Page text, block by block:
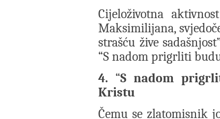
Cijeloživotna
Maksimilijana,
strašću žive
“S nadom prigrliti
4. “S nadom
Kristu
Čemu se zlatomisnik